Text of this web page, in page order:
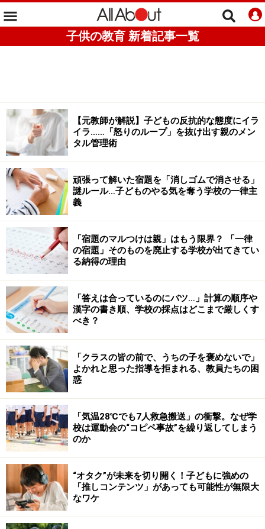
子供の教育 新着記事一覧
【元教師が解説】子どもの反抗的な態度にイラ
イラ……「怒りのループ」を抜け出す親のメン
タル管理術
頑張って解いた宿題を「消しゴムで消させる」
謎ルール…子どものやる気を奪う学校の一律主
義
「宿題のマルつけは親」はもう限界？ 「一律
の宿題」そのものを廃止する学校が出てきてい
る納得の理由
「答えは合っているのにバツ…」計算の順序や
漢字の書き順、学校の採点はどこまで厳しくす
べき？
「クラスの皆の前で、うちの子を褒めないで」
よかれと思った指導を拒まれる、教員たちの困
惑
「気温28℃でも7人救急搬送」の衝撃。なぜ学
校は運動会の“コピペ事故”を繰り返してしまう
のか
“オタク”が未来を切り開く！子どもに強めの
「推しコンテンツ」があっても可能性が無限大
なワケ